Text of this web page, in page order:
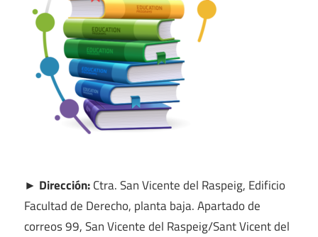
► Dirección:Ctra. San Vicente del Raspeig, Edificio
Facultad de Derecho, planta baja. Apartado de
correos 99, San Vicente del Raspeig/Sant Vicent del